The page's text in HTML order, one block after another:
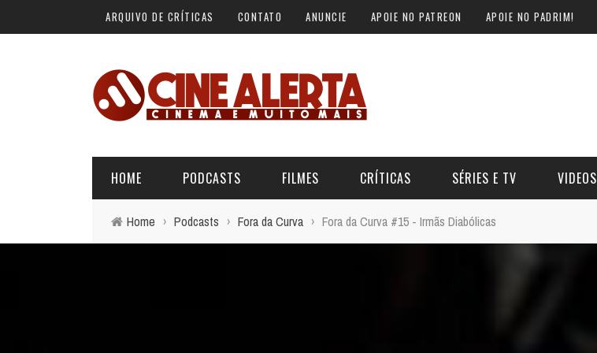
ARQUIVO DE CRÍTICAS CONTATO ANUNCIE APOIE NO PATREON APOIE NO PADRIM!
HOME PODCASTS FILMES CRÍTICAS SÉRIES E TV VIDEOS
Home › Podcasts › Fora da Curva › Fora da Curva #15 - Irmãs Diabólicas